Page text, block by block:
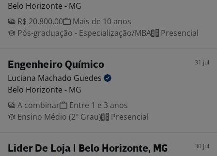
Belo Horizonte - MG
R$ 20.800,00
Mais de 10 anos
Pós-graduação - Especialização/MBA
Presencial
Engenheiro Químico 31 jul
Luciana Machado Guedes
Belo Horizonte - MG
A combinar
Entre 1 e 3 anos
Ensino Médio (2º Grau)
Presencial
Lider De Loja | Belo Horizonte, MG 30 jul